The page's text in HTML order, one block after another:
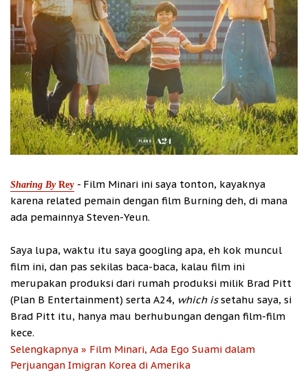
Sharing ByRey - Film Minari ini saya tonton, kayaknya
karena related pemain dengan film Burning deh, di mana
ada pemainnya Steven-Yeun.
Saya lupa, waktu itu saya googling apa, eh kok muncul
film ini, dan pas sekilas baca-baca, kalau film ini
merupakan produksi dari rumah produksi milik Brad Pitt
(Plan B Entertainment) serta A24, which issetahu saya, si
Brad Pitt itu, hanya mau berhubungan dengan film-film
kece.
Selengkapnya » Film Minari, Ada Ego Suami dalam
Perjuangan Imigran Korea di Amerika